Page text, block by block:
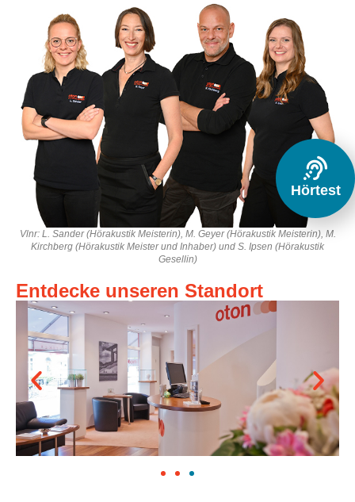
Vlnr: L. Sander (Hörakustik Meisterin), M. Geyer (Hörakustik Meisterin), M.
Kirchberg (Hörakustik Meister und Inhaber) und S. Ipsen (Hörakustik
Gesellin)
Entdecke unseren Standort
Hörtest